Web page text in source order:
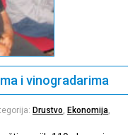
i vinogradarima
Drustvo, Ekonomija,